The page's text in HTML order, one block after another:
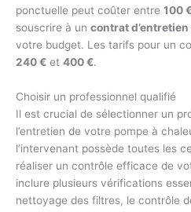
ponctuelle peut coûter entre 100
souscrire à un contrat
votre budget. Les tarifs pour un
240 € et 400 €.
Choisir un professionnel qualifié
Il est crucial de sélectionner un
l’entretien de votre pompe à
l’intervenant possède toutes les
réaliser un contrôle efficace de
inclure plusieurs vérifications
nettoyage des filtres, le contrôle